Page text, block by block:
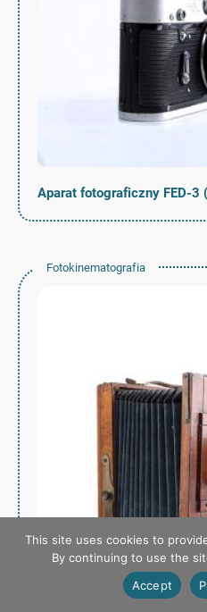
Aparat fotograficzny FED-
Fotokinematografia
This site uses cookies to
By continuing to use the
Accept